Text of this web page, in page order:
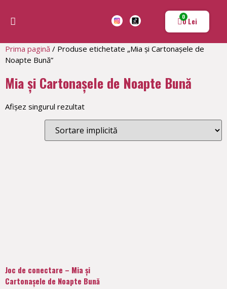
0Lei
0
Prima pagină / Produse etichetate „Mia și Cartonașele de
Noapte Bună”
Mia și Cartonașele de Noapte Bună
Afișez singurul rezultat
Joc de conectare – Mia și
Cartonașele de Noapte Bună